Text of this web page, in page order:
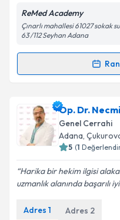
Kişisel
Metni'ni okudum
kapsamda
ReMed Academy
Çınarlı mahallesi 61027 sokak
63 /112 Seyhan Adana
Randevu
Doç. Dr. Merih
oluşturun. Size bu
takvim
Kişisel
Op. Dr.
Genel Cerrahi
Adana,
5 (1
Harika bir hekim ilgisi
uzmanlık alanında başarılı
Adres 1 Adres 2